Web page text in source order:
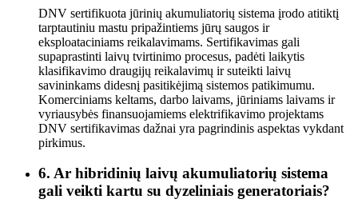
DNV sertifikuota jūrinių akumuliatorių sistema įrodo atitiktį
tarptautiniu mastu pripažintiems jūrų saugos ir
eksploataciniams reikalavimams. Sertifikavimas gali
supaprastinti laivų tvirtinimo procesus, padėti laikytis
klasifikavimo draugijų reikalavimų ir suteikti laivų
savininkams didesnį pasitikėjimą sistemos patikimumu.
Komerciniams keltams, darbo laivams, jūriniams laivams ir
vyriausybės finansuojamiems elektrifikavimo projektams
DNV sertifikavimas dažnai yra pagrindinis aspektas vykdant
pirkimus.
6. Ar hibridinių laivų akumuliatorių sistema
gali veikti kartu su dyzeliniais generatoriais?